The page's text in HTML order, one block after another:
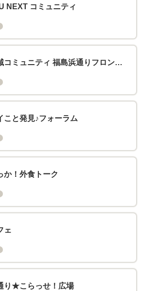
NEXT コミュニティ
コミュニティ 福島浜通りフロン…
こと発見♪フォーラム
か！外食トーク
ェ
り★こらっせ！広場